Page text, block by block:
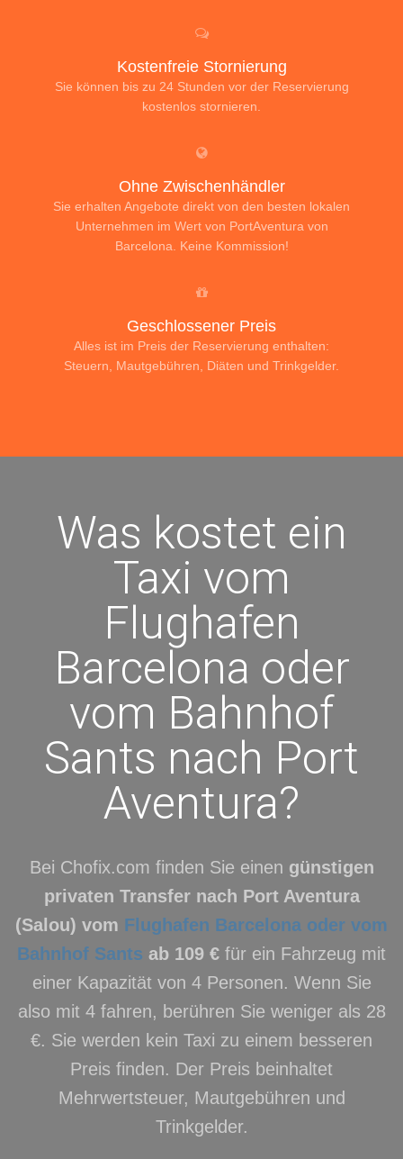
Kostenfreie Stornierung
Sie können bis zu 24 Stunden vor der Reservierung
kostenlos stornieren.
Ohne Zwischenhändler
Sie erhalten Angebote direkt von den besten lokalen
Unternehmen im Wert von PortAventura von
Barcelona. Keine Kommission!
Geschlossener Preis
Alles ist im Preis der Reservierung enthalten:
Steuern, Mautgebühren, Diäten und Trinkgelder.
Was kostet ein
Taxi vom
Flughafen
Barcelona oder
vom Bahnhof
Sants nach Port
Aventura?
Bei Chofix.com finden Sie einen günstigen
privaten Transfer nach Port Aventura
(Salou) vom Flughafen Barcelona oder vom
Bahnhof Sants ab 109 € für ein Fahrzeug mit
einer Kapazität von 4 Personen. Wenn Sie
also mit 4 fahren, berühren Sie weniger als 28
€. Sie werden kein Taxi zu einem besseren
Preis finden. Der Preis beinhaltet
Mehrwertsteuer, Mautgebühren und
Trinkgelder.